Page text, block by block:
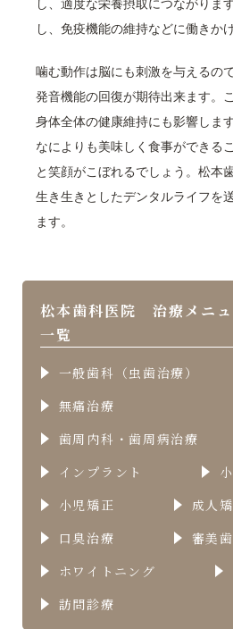
し、適度な栄養摂取につながりま
し、免疫機能の維持などに働きかけ
噛む動作は脳にも刺激を与えるの
発音機能の回復が期待出来ます。
身体全体の健康維持にも影響します
なによりも美味しく食事ができる
と笑顔がこぼれるでしょう。松本
生き生きとしたデンタルライフを
ます。
松本歯科医院 治療メニ
一覧
一般歯科（虫歯治療）
無痛治療
歯周内科・歯周病治療
インプラント
小児矯正
成人
口臭治療
審美
ホワイトニング
訪問診療